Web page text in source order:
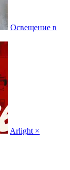
Освещение в
Arlight ×